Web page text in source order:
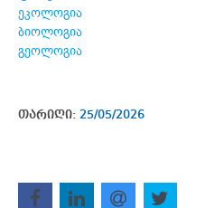
ეკოლოგია
ბიოლოგია
გეოლოგია
თარიღი: 25/05/2026